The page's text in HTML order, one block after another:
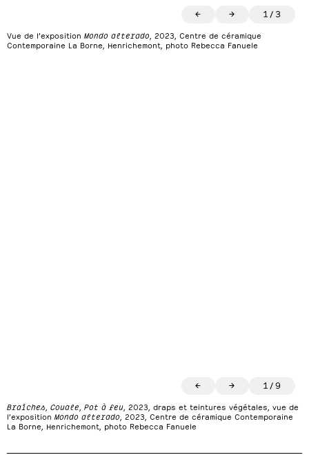
← → 1 / 3
Vue de l’exposition Mondo alterado, 2023, Centre de céramique
Contemporaine La Borne, Henrichemont, photo Rebecca Fanuele
← → 1 /9
Braîches, Couale, Pot à feu, 2023, draps et teintures végétales, vue de
l’exposition Mondo alterado, 2023, Centre de céramique Contemporaine
La Borne, Henrichemont, photo Rebecca Fanuele